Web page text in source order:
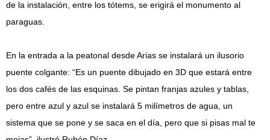
de la instalación, entre los tótems, se erigirá el monumento al
paraguas.
En la entrada a la peatonal desde Arias se instalará un ilusorio
puente colgante: “Es un puente dibujado en 3D que estará entre
los dos cafés de las esquinas. Se pintan franjas azules y tablas,
pero entre azul y azul se instalará 5 milímetros de agua, un
sistema que se pone y se saca en el día, pero que si pisas mal te